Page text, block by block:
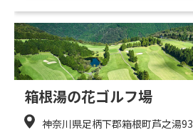
箱根湯の花ゴルフ場
神奈川県足柄下郡箱根町芦之湯93